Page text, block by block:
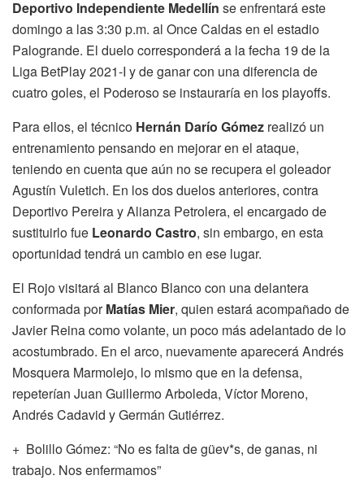
Deportivo Independiente Medellín se enfrentará este
domingo a las 3:30 p.m. al Once Caldas en el estadio
Palogrande. El duelo corresponderá a la fecha 19 de la
Liga BetPlay 2021-I y de ganar con una diferencia de
cuatro goles, el Poderoso se instauraría en los playoffs.
Para ellos, el técnico Hernán Darío Gómez realizó un
entrenamiento pensando en mejorar en el ataque,
teniendo en cuenta que aún no se recupera el goleador
Agustín Vuletich. En los dos duelos anteriores, contra
Deportivo Pereira y Alianza Petrolera, el encargado de
sustituirlo fue Leonardo Castro, sin embargo, en esta
oportunidad tendrá un cambio en ese lugar.
El Rojo visitará al Blanco Blanco con una delantera
conformada porMatías Mier, quien estará acompañado de
Javier Reina como volante, un poco más adelantado de lo
acostumbrado. En el arco, nuevamente aparecerá Andrés
Mosquera Marmolejo, lo mismo que en la defensa,
repeterían Juan Guillermo Arboleda, Víctor Moreno,
Andrés Cadavid y Germán Gutiérrez.
+ Bolillo Gómez: “No es falta de güev*s, de ganas, ni
trabajo. Nos enfermamos”